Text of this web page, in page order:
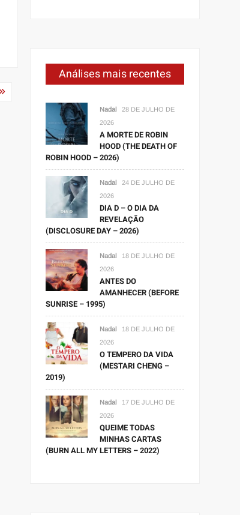
Análises mais recentes
Nadal
28 DE JULHO DE
2026
A MORTE DE ROBIN
HOOD (THE DEATH OF
ROBIN HOOD – 2026)
Nadal
24 DE JULHO DE
2026
DIA D – O DIA DA
REVELAÇÃO
(DISCLOSURE DAY – 2026)
Nadal
18 DE JULHO DE
2026
ANTES DO
AMANHECER (BEFORE
SUNRISE – 1995)
Nadal
18 DE JULHO DE
2026
O TEMPERO DA VIDA
(MESTARI CHENG –
2019)
Nadal
17 DE JULHO DE
2026
QUEIME TODAS
MINHAS CARTAS
(BURN ALL MY LETTERS – 2022)